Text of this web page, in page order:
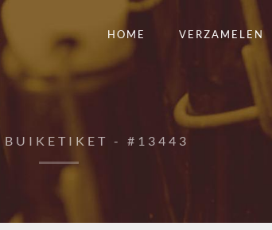
HOME VERZAMELEN
BUIKETIKET - #13443